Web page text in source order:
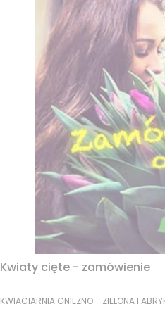
Kwiaty cięte - zamówienie
PRODUCENT
KWIACIARNIA GNIEZNO - ZIELONA